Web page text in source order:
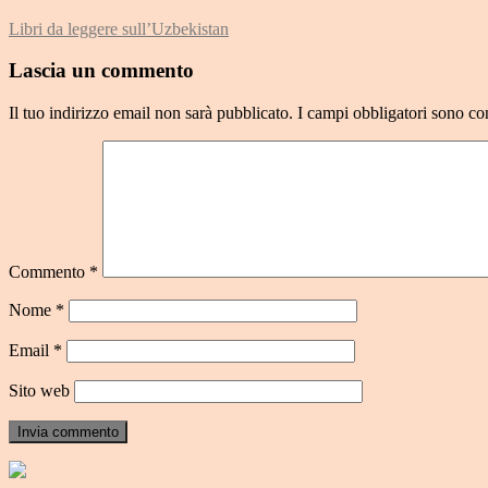
Libri da leggere sull’Uzbekistan
Lascia un commento
Il tuo indirizzo email non sarà pubblicato. I campi obbligatori sono
Commento *
Nome *
Email *
Sito web